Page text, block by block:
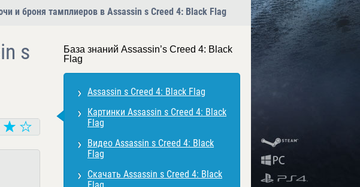
и броня тамплиеров в Assassin s Creed 4: Black Flag
s
База знаний Assassin’s Creed 4: Black
Flag
Assassin s Creed 4: Black Flag
Картинки Assassin s Creed 4: Black
Flag
Видео Assassin s Creed 4: Black
Flag
Скачать Assassin s Creed 4: Black